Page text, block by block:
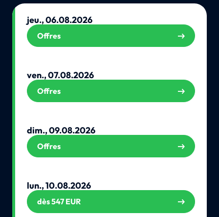
jeu., 06.08.2026
Offres
ven., 07.08.2026
Offres
dim., 09.08.2026
Offres
lun., 10.08.2026
dès 547 EUR